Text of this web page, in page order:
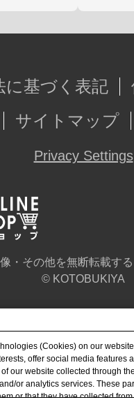
に基づく表記
サイトマップ
Privacy Settings
・その他を無断転載す
© KOTOBUKIYA
(Cookies) on our
offer social media features
our website collected through
or analytics services. These
or that they have collected